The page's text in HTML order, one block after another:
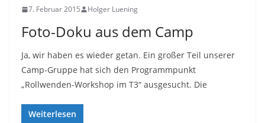
7. Februar 2015 Holger Luening
Foto-Doku aus dem Camp
Ja, wir haben es wieder getan. Ein großer Teil unserer
Camp-Gruppe hat sich den Programmpunkt
„Rollwenden-Workshop im T3“ ausgesucht. Die
Weiterlesen